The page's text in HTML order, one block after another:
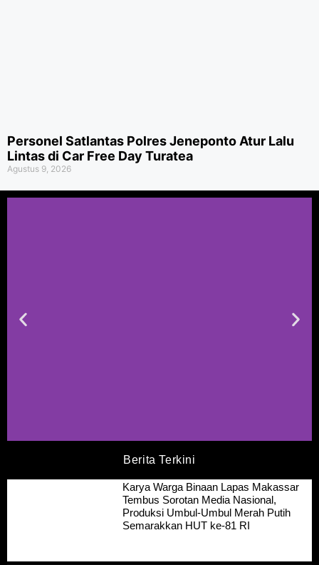
Personel Satlantas Polres Jeneponto Atur Lalu
Lintas di Car Free Day Turatea
Agustus 9, 2026
Berita Terkini
Karya Warga Binaan Lapas Makassar
Tembus Sorotan Media Nasional,
Produksi Umbul-Umbul Merah Putih
Semarakkan HUT ke-81 RI